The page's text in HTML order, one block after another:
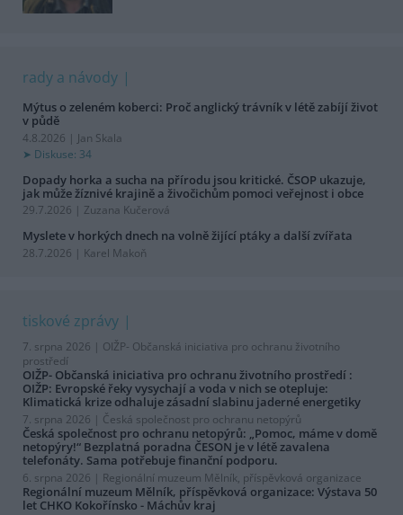
rady a návody
Mýtus o zeleném koberci: Proč anglický trávník v létě zabíjí život
v půdě
4.8.2026 | Jan Skala
Diskuse: 34
Dopady horka a sucha na přírodu jsou kritické. ČSOP ukazuje,
jak může žíznivé krajině a živočichům pomoci veřejnost i obce
29.7.2026 | Zuzana Kučerová
Myslete v horkých dnech na volně žijící ptáky a další zvířata
28.7.2026 | Karel Makoň
tiskové zprávy
7. srpna 2026 | OIŽP- Občanská iniciativa pro ochranu životního
prostředí
OIŽP- Občanská iniciativa pro ochranu životního prostředí :
OIŽP: Evropské řeky vysychají a voda v nich se otepluje:
Klimatická krize odhaluje zásadní slabinu jaderné energetiky
7. srpna 2026 | Česká společnost pro ochranu netopýrů
Česká společnost pro ochranu netopýrů: „Pomoc, máme v domě
netopýry!“ Bezplatná poradna ČESON je v létě zavalena
telefonáty. Sama potřebuje finanční podporu.
6. srpna 2026 | Regionální muzeum Mělník, příspěvková organizace
Regionální muzeum Mělník, příspěvková organizace: Výstava 50
let CHKO Kokořínsko - Máchův kraj